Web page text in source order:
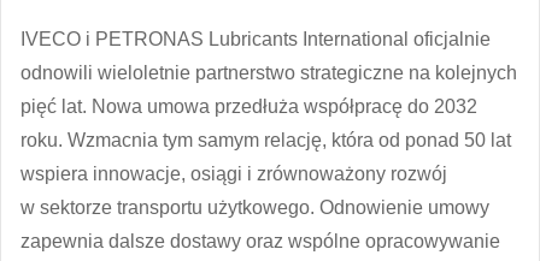
IVECO i PETRONAS Lubricants International oficjalnie
odnowili wieloletnie partnerstwo strategiczne na kolejnych
pięć lat. Nowa umowa przedłuża współpracę do 2032
roku. Wzmacnia tym samym relację, która od ponad 50 lat
wspiera innowacje, osiągi i zrównoważony rozwój
w sektorze transportu użytkowego. Odnowienie umowy
zapewnia dalsze dostawy oraz wspólne opracowywanie